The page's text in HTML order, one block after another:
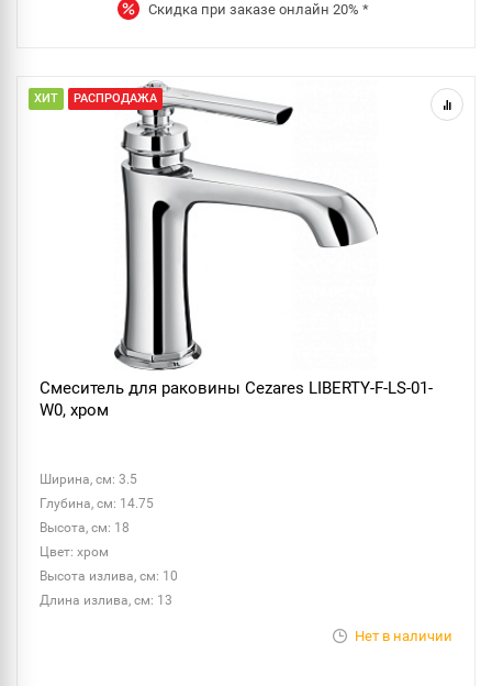
Скидка при заказе онлайн 20% *
ХИТ РАСПРОДАЖА
Смеситель для раковины Cezares LIBERTY-F-LS-01-
W0, хром
Ширина, см: 3.5
Глубина, см: 14.75
Высота, см: 18
Цвет: хром
Высота излива, см: 10
Длина излива, см: 13
Нет в наличии